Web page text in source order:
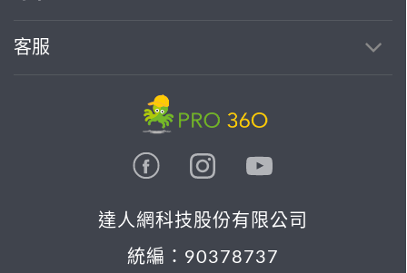
客服
達人網科技股份有限公司
統編：90378737